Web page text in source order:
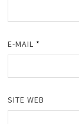
E-MAIL *
SITE WEB